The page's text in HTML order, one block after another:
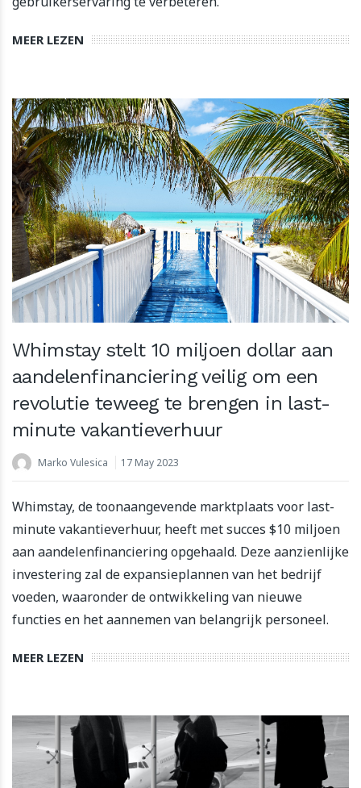
MEER LEZEN
Whimstay stelt 10 miljoen dollar aan
aandelenfinanciering veilig om een
revolutie teweeg te brengen in last-
minute vakantieverhuur
Marko Vulesica 17 May 2023
Whimstay, de toonaangevende marktplaats voor last-
minute vakantieverhuur, heeft met succes $10 miljoen
aan aandelenfinanciering opgehaald. Deze aanzienlijke
investering zal de expansieplannen van het bedrijf
voeden, waaronder de ontwikkeling van nieuwe
functies en het aannemen van belangrijk personeel.
MEER LEZEN